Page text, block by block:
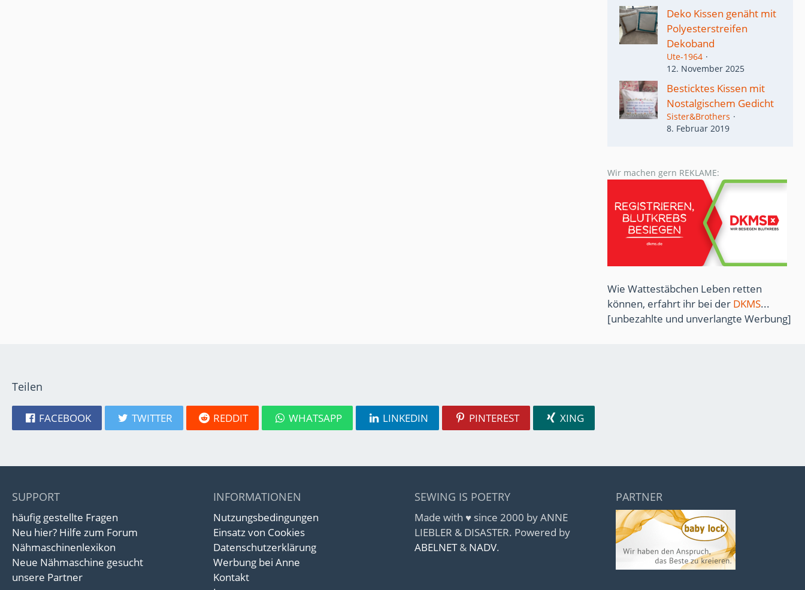
Deko Kissen genäht mit
Polyesterstreifen
Dekoband
Ute-1964
12. November 2025
Besticktes Kissen mit
Nostalgischem Gedicht
Sister&Brothers
8. Februar 2019
Wir machen gern REKLAME:
Wie Wattestäbchen Leben retten
können, erfahrt ihr bei der DKMS...
[unbezahlte und unverlangte Werbung]
Teilen
FACEBOOK TWITTER REDDIT WHATSAPP LINKEDIN PINTEREST XING
SUPPORT
häufig gestellte Fragen
Neu hier? Hilfe zum Forum
Nähmaschinenlexikon
Neue Nähmaschine gesucht
unsere Partner
INFORMATIONEN
Nutzungsbedingungen
Einsatz von Cookies
Datenschutzerklärung
Werbung bei Anne
Kontakt
SEWING IS POETRY
Made with ♥ since 2000 by ANNE
LIEBLER & DISASTER. Powered by
ABELNET& NADV.
PARTNER